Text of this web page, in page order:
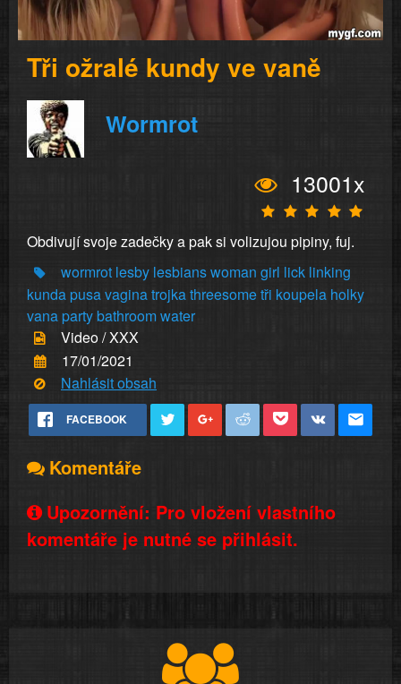
Tři ožralé kundy ve vaně
Wormrot
13001x
Obdivují svoje zadečky a pak si volizujou pipiny, fuj.
wormrot lesby lesbianswoman girl lick linking
kundapusavaginatrojkathreesometři koupela holky
vanapartybathroomwater
Video / XXX
17/01/2021
Nahlásit obsah
FACEBOOK
Komentáře
Upozornění: Pro vložení vlastního
komentáře je nutné se přihlásit.